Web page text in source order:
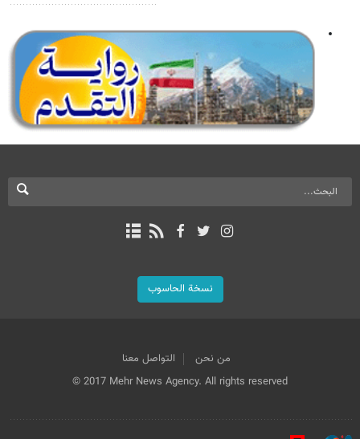
نسخة الحاسوب
من نحن
التواصل معنا
© 2017 Mehr News Agency. All rights reserved